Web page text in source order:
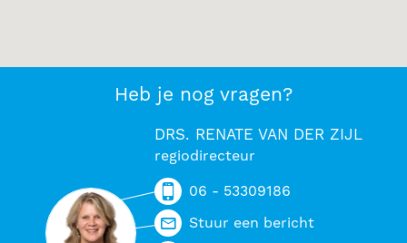
Heb je nog vragen?
DRS. RENATE VAN DER ZIJL
regiodirecteur
06 - 53309186
Stuur een bericht